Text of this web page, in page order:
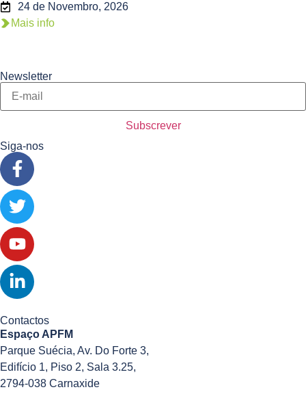
24 de Novembro, 2026
Mais info
Newsletter
Siga-nos
Contactos
Espaço APFM
Parque Suécia, Av. Do Forte 3,
Edifício 1, Piso 2, Sala 3.25,
2794-038 Carnaxide